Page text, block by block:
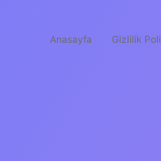
Anasayfa Gizlilik